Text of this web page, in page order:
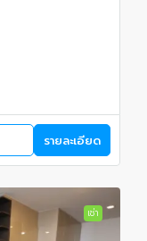
รายละเอียด
เช่า